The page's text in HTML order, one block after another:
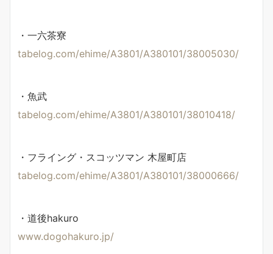
・一六茶寮
tabelog.com/ehime/A3801/A380101/38005030/
・魚武
tabelog.com/ehime/A3801/A380101/38010418/
・フライング・スコッツマン 木屋町店
tabelog.com/ehime/A3801/A380101/38000666/
・道後hakuro
www.dogohakuro.jp/